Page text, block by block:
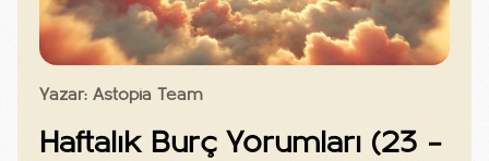
Yazar: Astopia Team
Haftalık Burç Yorumları (23 –